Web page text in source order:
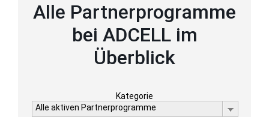
Alle Partnerprogramme
bei ADCELL im
Überblick
Kategorie
Alle aktiven Partnerprogramme